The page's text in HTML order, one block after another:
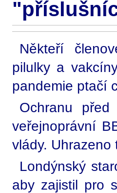
Někteří
pilulky a
pandemie ptačí
Ochranu před
veřejnoprávní
vlády.
Londýnský
aby zajistil pro